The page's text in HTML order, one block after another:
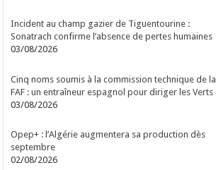
Incident au champ gazier de Tiguentourine :
Sonatrach confirme l’absence de pertes humaines
03/08/2026
Cinq noms soumis à la commission technique de la
FAF : un entraîneur espagnol pour diriger les Verts
03/08/2026
Opep+ : l’Algérie augmentera sa production dès
septembre
02/08/2026